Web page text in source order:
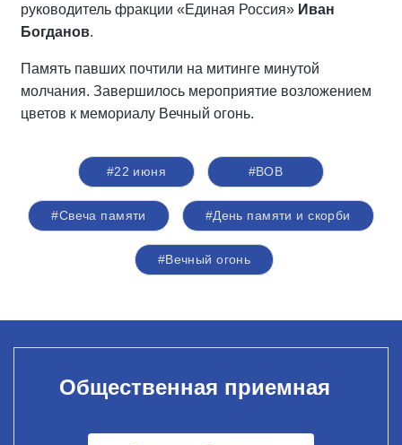
руководитель фракции «Единая Россия» Иван
Богданов.
Память павших почтили на митинге минутой
молчания. Завершилось мероприятие возложением
цветов к мемориалу Вечный огонь.
#22 июня #ВОВ
#Свеча памяти #День памяти и скорби
#Вечный огонь
Общественная приемная